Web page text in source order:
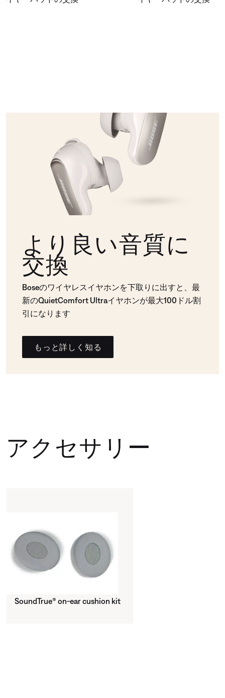
より良い音質に
交換
Boseのワイヤレスイヤホンを下取りに出すと、最
新のQuietComfort Ultraイヤホンが最大100ドル割
引になります
もっと詳しく知る
アクセサリー
SoundTrue® on-ear cushion kit